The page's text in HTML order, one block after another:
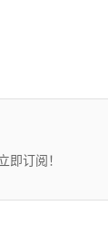
订阅！